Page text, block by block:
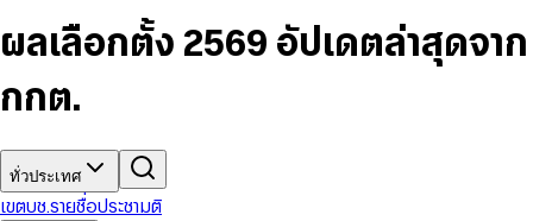
7
8
5
6
8
9
6
7
9
5
6
8
9
9
ผลเลือกตั้ง 2569 อัปเดตล่าสุดจาก
กกต.
ทั่วประเทศ
เขตบช.รายชื่อประชามติ